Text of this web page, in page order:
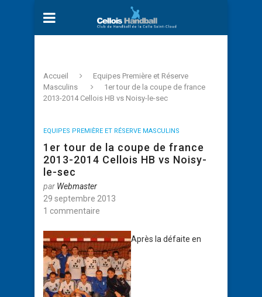
Accueil
Equipes Première et Réserve
Masculins
1er tour de la coupe de france
2013-2014 Cellois HB vs Noisy-le-sec
EQUIPES PREMIÈRE ET RÉSERVE MASCULINS
1er tour de la coupe de france
2013-2014 Cellois HB vs Noisy-
le-sec
par Webmaster
29 septembre 2013
1 commentaire
Après la défaite en